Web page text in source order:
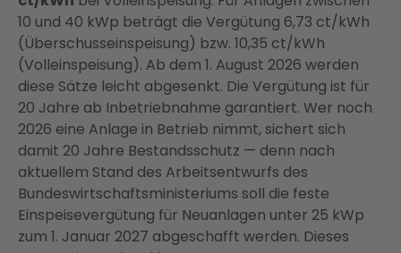
10 und 40 kWp beträgt die Vergütung 6,73 ct/kWh
(Überschusseinspeisung) bzw. 10,35 ct/kWh
(Volleinspeisung). Ab dem 1. August 2026 werden
diese Sätze leicht abgesenkt. Die Vergütung ist für
20 Jahre ab Inbetriebnahme garantiert. Wer noch
2026 eine Anlage in Betrieb nimmt, sichert sich
damit 20 Jahre Bestandsschutz — denn nach
aktuellem Stand des Arbeitsentwurfs des
Bundeswirtschaftsministeriums soll die feste
Einspeisevergütung für Neuanlagen unter 25 kWp
zum 1. Januar 2027 abgeschafft werden. Dieses